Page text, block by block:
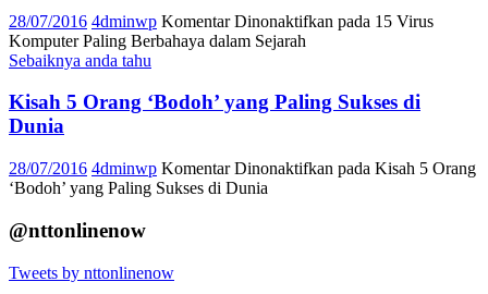
28/07/2016 4dminwp Komentar Dinonaktifkan pada 15 Virus
Komputer Paling Berbahaya dalam Sejarah
Sebaiknya anda tahu
Kisah 5 Orang ‘Bodoh’ yang Paling Sukses di
Dunia
28/07/2016 4dminwp Komentar Dinonaktifkan pada Kisah 5 Orang
‘Bodoh’ yang Paling Sukses di Dunia
@nttonlinenow
Tweets by nttonlinenow